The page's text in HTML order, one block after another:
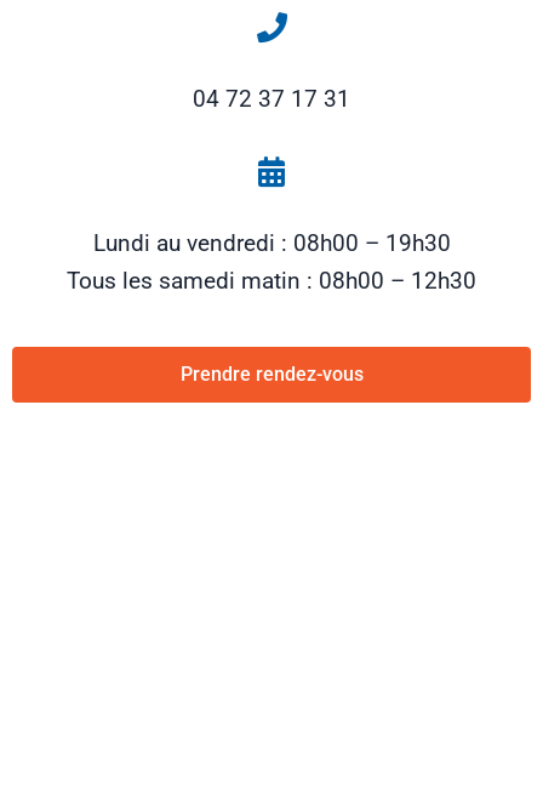
04 72 37 17 31
Lundi au vendredi : 08h00 – 19h30
Tous les samedi matin : 08h00 – 12h30
Prendre rendez-vous